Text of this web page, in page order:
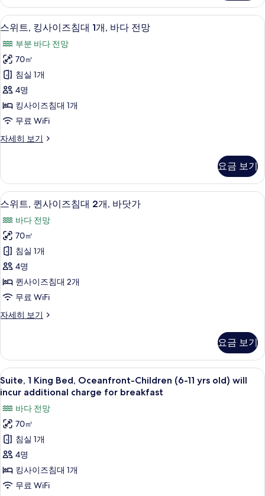
기
개,
바
닷
가
사
진
모
두
보
킹
사
이
침
대
개,
바
닷
가
자
히
스
트,
킹
사
이
즈
침
대
개,
바
다
전
망
사
진
모
두
보
1 개의 침실, 객실 내 금고, 책상, 다리
6
스위트, 킹사이즈침대 1개, 바다 전망
부분 바다 전망
70㎡
침실 1개
4명
킹사이즈침대 1개
무료 WiFi
자세히 보기
스
사
이
즈
대
개,
바
다
전
망
자
히
요금 보기
스
트,
퀸
사
이
즈
침
대
개,
바
닷
가
사
진
모
두
보
기
1 개의 침실, 객실 내 금고, 책상, 다리
6
스위트, 퀸사이즈침대 2개, 바닷가
바다 전망
70㎡
침실 1개
4명
퀸사이즈침대 2개
무료 WiFi
자세히 보기
스
사
이
즈
침
2
개,
바
닷
가
세
히
요금 보기
Suite,
1
Bed,
Oceanfront-
Children
(6-
11
yrs
1 개의 침실, 객실 내 금고, 책상, 다리
8
Suite, 1 King Bed, Oceanfront-Children (6-11 yrs old) will
incur additional charge for breakfast
바다 전망
70㎡
침실 1개
4명
킹사이즈침대 1개
무료 WiFi